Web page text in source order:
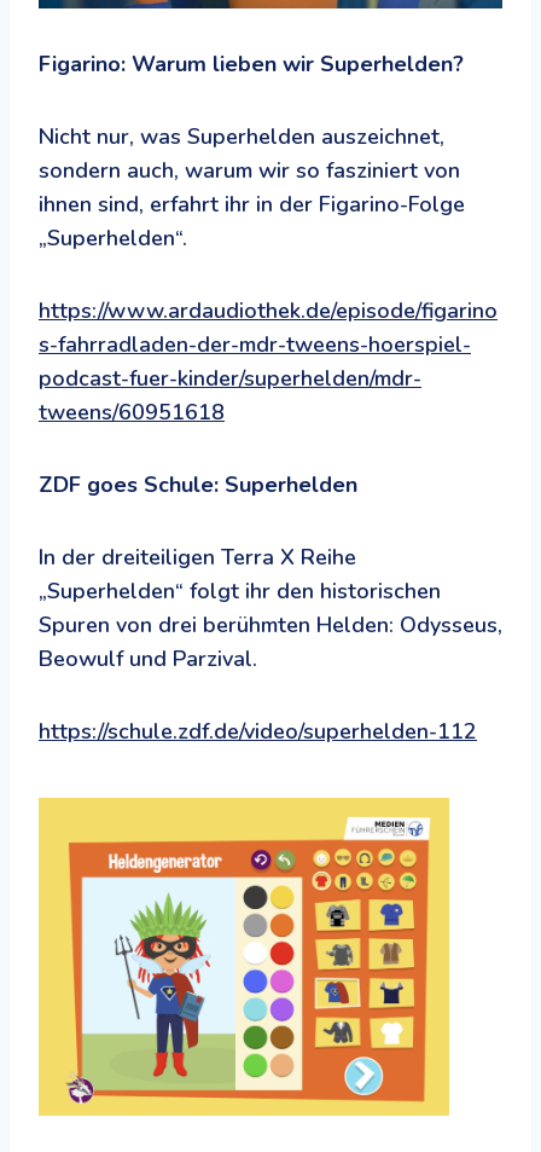
Figarino: Warum lieben wir Superhelden?
Nicht nur, was Superhelden auszeichnet,
sondern auch, warum wir so fasziniert von
ihnen sind, erfahrt ihr in der Figarino-Folge
„Superhelden“.
https://www.ardaudiothek.de/episode/figarino
s-fahrradladen-der-mdr-tweens-hoerspiel-
podcast-fuer-kinder/superhelden/mdr-
tweens/60951618
ZDF goes Schule: Superhelden
In der dreiteiligen Terra X Reihe
„Superhelden“ folgt ihr den historischen
Spuren von drei berühmten Helden: Odysseus,
Beowulf und Parzival.
https://schule.zdf.de/video/superhelden-112